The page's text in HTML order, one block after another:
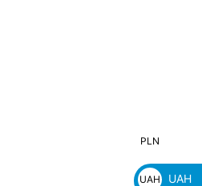
PLN
zł
UAH
UAH